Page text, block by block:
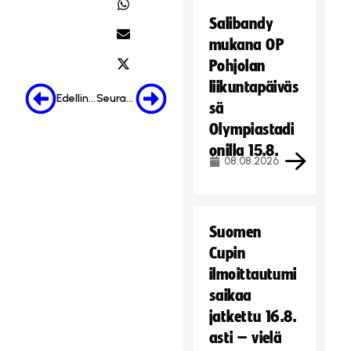
Edellinen Seuraava
Salibandy
mukana OP
Pohjolan
liikuntapäiväs
sä
Olympiastadi
onilla 15.8.
08.08.2026
Suomen
Cupin
ilmoittautumi
saikaa
jatkettu 16.8.
asti – vielä